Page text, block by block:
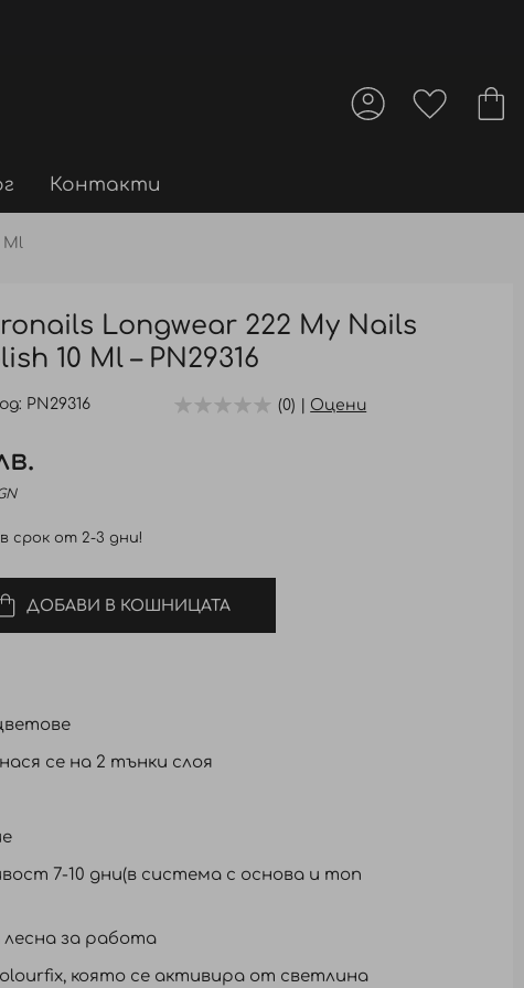
Контакти
Ml
Longwear 222 My Nails
10 Ml – PN29316
PN29316 (0) | Оцени
срок от 2-3 дни!
ДОБАВИ В КОШНИЦАТА
се на 2 тънки слоя
7-10 дни(в система с основа и топ
за работа
която се активира от светлина